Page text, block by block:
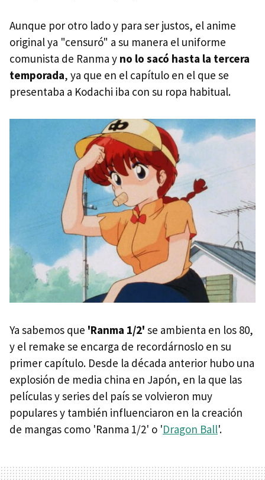
Aunque por otro lado y para ser justos, el anime
original ya "censuró" a su manera el uniforme
comunista de Ranma y no lo sacó hasta la tercera
temporada, ya que en el capítulo en el que se
presentaba a Kodachi iba con su ropa habitual.
Ya sabemos que 'Ranma 1/2' se ambienta en los 80,
y el remake se encarga de recordárnoslo en su
primer capítulo. Desde la década anterior hubo una
explosión de media china en Japón, en la que las
películas y series del país se volvieron muy
populares y también influenciaron en la creación
de mangas como 'Ranma 1/2' o 'Dragon Ball'.